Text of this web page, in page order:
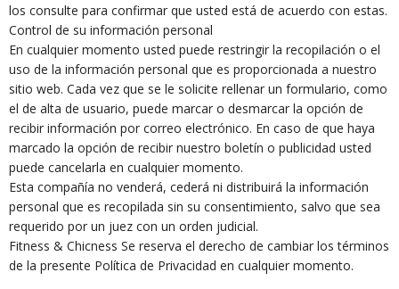
los consulte para confirmar que usted está de acuerdo con estas.
Control de su información personal
En cualquier momento usted puede restringir la recopilación o el
uso de la información personal que es proporcionada a nuestro
sitio web. Cada vez que se le solicite rellenar un formulario, como
el de alta de usuario, puede marcar o desmarcar la opción de
recibir información por correo electrónico. En caso de que haya
marcado la opción de recibir nuestro boletín o publicidad usted
puede cancelarla en cualquier momento.
Esta compañía no venderá, cederá ni distribuirá la información
personal que es recopilada sin su consentimiento, salvo que sea
requerido por un juez con un orden judicial.
Fitness & Chicness Se reserva el derecho de cambiar los términos
de la presente Política de Privacidad en cualquier momento.